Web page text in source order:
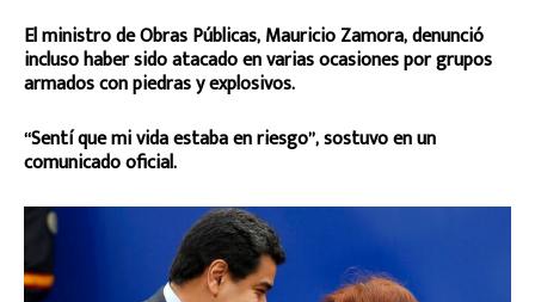
El ministro de Obras Públicas, Mauricio Zamora, denunció
incluso haber sido atacado en varias ocasiones por grupos
armados con piedras y explosivos.
“Sentí que mi vida estaba en riesgo”, sostuvo en un
comunicado oficial.